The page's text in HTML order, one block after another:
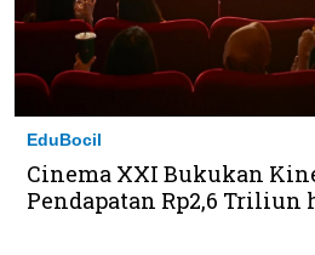
EduBocil
Cinema XXI Bukukan
Pendapatan Rp2,6 Triliun